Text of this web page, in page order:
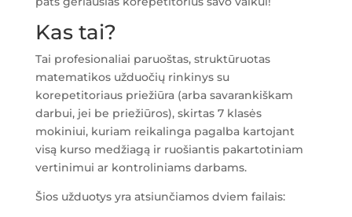
Kas tai?
Tai profesionaliai paruoštas, struktūruotas
matematikos užduočių rinkinys su
korepetitoriaus priežiūra (arba savarankiškam
darbui, jei be priežiūros), skirtas 7 klasės
mokiniui, kuriam reikalinga pagalba kartojant
visą kurso medžiagą ir ruošiantis pakartotiniam
vertinimui ar kontroliniams darbams.
Šios užduotys yra atsiunčiamos dviem failais: